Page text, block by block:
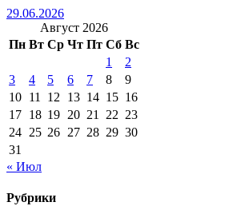
29.06.2026
Август 2026
Пн Вт Ср Чт Пт Сб Вс
1
2
3
4 5 6 7 8
9
10 11 12 13 14 15 16
17 18 19 20 21 22 23
24 25 26 27 28 29 30
31
« Июл
Рубрики